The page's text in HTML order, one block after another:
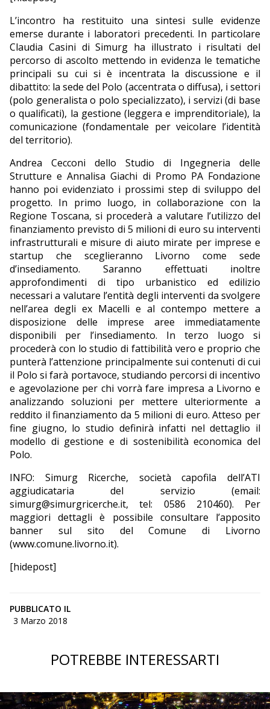
L’incontro ha restituito una sintesi sulle evidenze
emerse durante i laboratori precedenti. In particolare
Claudia Casini di Simurg ha illustrato i risultati del
percorso di ascolto mettendo in evidenza le tematiche
principali su cui si è incentrata la discussione e il
dibattito: la sede del Polo (accentrata o diffusa), i settori
(polo generalista o polo specializzato), i servizi (di base
o qualificati), la gestione (leggera e imprenditoriale), la
comunicazione (fondamentale per veicolare l’identità
del territorio).
Andrea Cecconi dello Studio di Ingegneria delle
Strutture e Annalisa Giachi di Promo PA Fondazione
hanno poi evidenziato i prossimi step di sviluppo del
progetto. In primo luogo, in collaborazione con la
Regione Toscana, si procederà a valutare l’utilizzo del
finanziamento previsto di 5 milioni di euro su interventi
infrastrutturali e misure di aiuto mirate per imprese e
startup che sceglieranno Livorno come sede
d’insediamento. Saranno effettuati inoltre
approfondimenti di tipo urbanistico ed edilizio
necessari a valutare l’entità degli interventi da svolgere
nell’area degli ex Macelli e al contempo mettere a
disposizione delle imprese aree immediatamente
disponibili per l’insediamento. In terzo luogo si
procederà con lo studio di fattibilità vero e proprio che
punterà l’attenzione principalmente sui contenuti di cui
il Polo si farà portavoce, studiando percorsi di incentivo
e agevolazione per chi vorrà fare impresa a Livorno e
analizzando soluzioni per mettere ulteriormente a
reddito il finanziamento da 5 milioni di euro. Atteso per
fine giugno, lo studio definirà infatti nel dettaglio il
modello di gestione e di sostenibilità economica del
Polo.
INFO: Simurg Ricerche, società capofila dell’ATI
aggiudicataria del servizio (email:
simurg@simurgricerche.it, tel: 0586 210460). Per
maggiori dettagli è possibile consultare l’apposito
banner sul sito del Comune di Livorno
(www.comune.livorno.it).
[hidepost]
PUBBLICATO IL
3 Marzo 2018
POTREBBE INTERESSARTI